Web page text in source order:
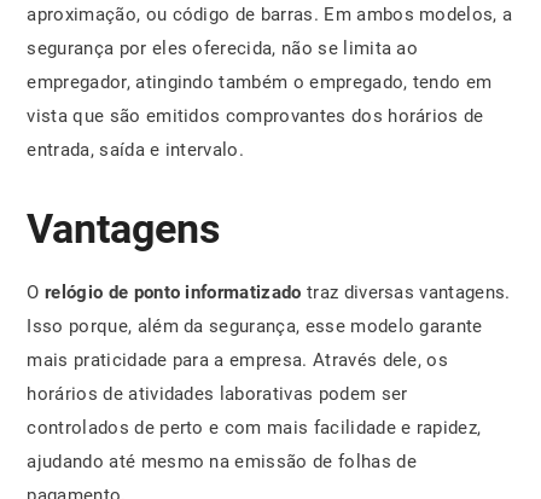
aproximação, ou código de barras. Em ambos modelos, a
segurança por eles oferecida, não se limita ao
empregador, atingindo também o empregado, tendo em
vista que são emitidos comprovantes dos horários de
entrada, saída e intervalo.
Vantagens
Orelógio de ponto informatizado traz diversas vantagens.
Isso porque, além da segurança, esse modelo garante
mais praticidade para a empresa. Através dele, os
horários de atividades laborativas podem ser
controlados de perto e com mais facilidade e rapidez,
ajudando até mesmo na emissão de folhas de